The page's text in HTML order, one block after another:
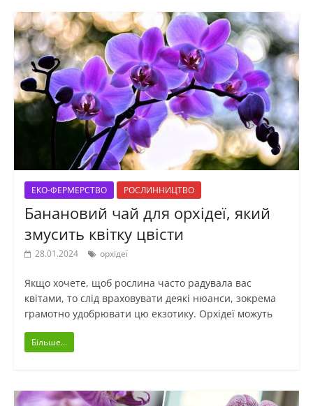
ЕКО-ФЕРМЕРСТВО РОСЛИННИЦТВО
Банановий чай для орхідеї, який
змусить квітку цвісти
28.01.2024 орхідеї
Якщо хочете, щоб рослина часто радувала вас
квітами, то слід враховувати деякі нюанси, зокрема
грамотно удобрювати цю екзотику. Орхідеї можуть
Більше...